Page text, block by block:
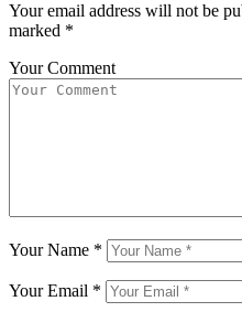
Your email address will not be
marked *
Your Comment
Your Name *
Your Email *